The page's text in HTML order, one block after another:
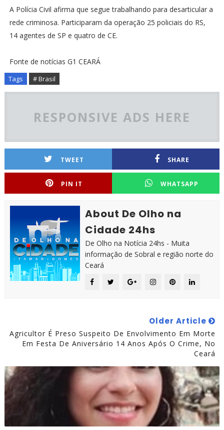
A Polícia Civil afirma que segue trabalhando para desarticular a
rede criminosa. Participaram da operação 25 policiais do RS,
14 agentes de SP e quatro de CE.
Fonte de notícias G1 CEARÁ
Tags # Brasil
RESPONSIVE ADS HERE
TWEET SHARE
PIN IT WHATSAPP
About De Olho na
Cidade 24hs
De Olho na Notícia 24hs - Muita
informação de Sobral e região norte do
Ceará
Older Article
Agricultor É Preso Suspeito De Envolvimento Em Morte
Em Festa De Aniversário 14 Anos Após O Crime, No
Ceará